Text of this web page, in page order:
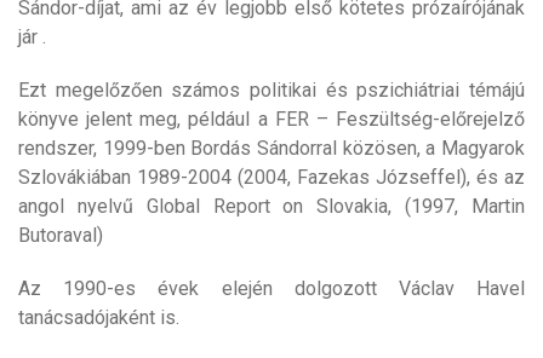
Sándor-díjat, ami az év legjobb első kötetes prózaírójának
jár .
Ezt megelőzően számos politikai és pszichiátriai témájú
könyve jelent meg, például a FER – Feszültség-előrejelző
rendszer, 1999-ben Bordás Sándorral közösen, a Magyarok
Szlovákiában 1989-2004 (2004, Fazekas Józseffel), és az
angol nyelvű Global Report on Slovakia, (1997, Martin
Butoraval)
Az 1990-es évek elején dolgozott Václav Havel
tanácsadójaként is.